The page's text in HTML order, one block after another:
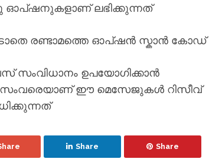
ഓപ്‌ഷനുകളാണ് ലഭിക്കുന്നത്
രണ്ടാമത്തെ ഓപ്‌ഷന്‍ സ്കാന്‍ കോഡ്
സംവിധാനം ഉപയോഗിക്കാന്‍
ഈ മെസേജുകള്‍ റിസീവ്
Share Share